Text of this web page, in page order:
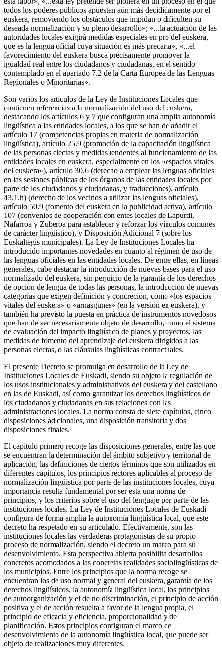
todos los poderes públicos apuesten aún más decididamente por el
euskera, removiendo los obstáculos que impidan o dificulten su
deseada normalización y su pleno desarrollo»; «...la actuación de las
autoridades locales exigirá medidas especiales en pro del euskera,
que es la lengua oficial cuya situación es más precaria», «...el
favorecimiento del euskera busca precisamente promover la
igualdad real entre los ciudadanos y ciudadanas, en el sentido
contemplado en el apartado 7.2 de la Carta Europea de las Lenguas
Regionales o Minoritarias».
Son varios los artículos de la Ley de Instituciones Locales que
contienen referencias a la normalización del uso del euskera,
destacando los artículos 6 y 7 que configuran una amplia autonomía
lingüística a las entidades locales, a los que se han de añadir el
artículo 17 (competencias propias en materia de normalización
lingüística), artículo 25.9 (promoción de la capacitación lingüística
de las personas electas y medidas tendentes al funcionamiento de las
entidades locales en euskera, especialmente en los «espacios vitales
del euskera»), artículo 30.6 (derecho a emplear las lenguas oficiales
en las sesiones públicas de los órganos de las entidades locales por
parte de los ciudadanos y ciudadanas, y traducciones), artículo
43.1.h) (derecho de los vecinos a utilizar las lenguas oficiales),
artículo 50.9 (fomento del euskera en la publicidad activa), artículo
107 (convenios de cooperación con entes locales de Lapurdi,
Nafarroa y Zuberoa para establecer y reforzar los vínculos comunes
de carácter lingüístico), y Disposición Adicional 7 (sobre los
Euskaltegis municipales). La Ley de Instituciones Locales ha
introducido importantes novedades en cuanto al régimen de uso de
las lenguas oficiales en las entidades locales. De entre ellas, en líneas
generales, cabe destacar la introducción de nuevas bases para el uso
normalizado del euskera, sin perjuicio de la garantía de los derechos
de opción de lengua de todas las personas, la introducción de nuevas
categorías que exigen definición y concreción, como «los espacios
vitales del euskera» o «arnasgunes» (en la versión en euskera), y
también ha previsto la puesta en práctica de instrumentos novedosos
que han de ser necesariamente objeto de desarrollo, como el sistema
de evaluación del impacto lingüístico de planes y proyectos, las
medidas de fomento del aprendizaje del euskera dirigidos a las
personas electas, o las cláusulas lingüísticas contractuales.
El presente Decreto se promulga en desarrollo de la Ley de
Instituciones Locales de Euskadi, siendo su objeto la regulación de
los usos institucionales y administrativos del euskera y del castellano
en las de Euskadi, así como garantizar los derechos lingüísticos de
los ciudadanos y ciudadanas en sus relaciones con las
administraciones locales. La norma consta de siete capítulos, cinco
disposiciones adicionales, una disposición transitoria y dos
disposiciones finales.
El capítulo primero recoge las disposiciones generales, entre las que
se encuentran la determinación del ámbito subjetivo y territorial de
aplicación, las definiciones de ciertos términos que son utilizados en
diferentes capítulos, los principios rectores aplicables al proceso de
normalización lingüística por parte de las instituciones locales, cuya
importancia resulta fundamental por ser esta una norma de
principios, y los criterios sobre el uso del lenguaje por parte de las
instituciones locales. La Ley de Instituciones Locales de Euskadi
configura de forma amplia la autonomía lingüística local, que este
decreto ha respetado en su articulado. Efectivamente, son las
instituciones locales las verdaderas protagonistas de su propio
proceso de normalización, siendo el decreto un marco para su
desenvolvimiento. Esta perspectiva abierta posibilita desarrollos
concretos acomodados a las concretas realidades sociolingüísticas de
los municipios. Entre los principios que la norma recoge se
encuentran los de uso normal y general del euskera, garantía de los
derechos lingüísticos, la autonomía lingüística local, los principios
de autoorganización y el de no discriminación, el principio de acción
positiva y el de acción resuelta a favor de la lengua propia, el
principio de eficacia y eficiencia, proporcionalidad y de
planificación. Estos principios configuran el marco de
desenvolvimiento de la autonomía lingüística local, que puede ser
objeto de realizaciones muy diferentes.